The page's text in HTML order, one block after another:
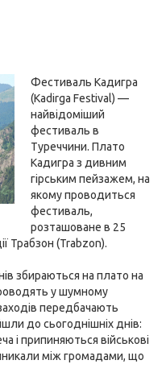
Фестиваль Кадигра
(Kadirga Festival) —
найвідоміший
фестиваль в
Туреччини. Плато
Кадигра з дивним
гірським пейзажем, на
якому проводиться
фестиваль,
розташоване в 25
Трабзон (Trabzon).
збираються на плато на
у шумному
передбачають
до сьогоднішніх днів:
і припиняються військові
між громадами, що